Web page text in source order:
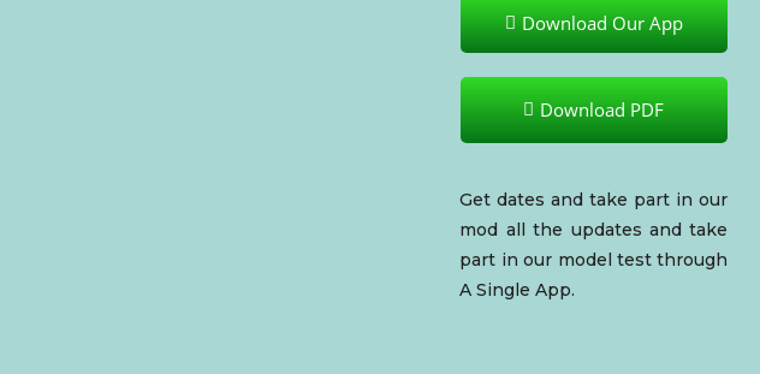
Download Our App
Download PDF
Get dates and take part in our
mod all the updates and take
part in our model test through
A Single App.